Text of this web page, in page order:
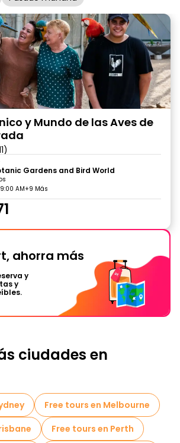
y Mundo de las Aves de
Gardens and Bird World
AM+9 Más
ahorra más
y
y
ciudades en
Free tours en Melbourne
Free tours en Perth